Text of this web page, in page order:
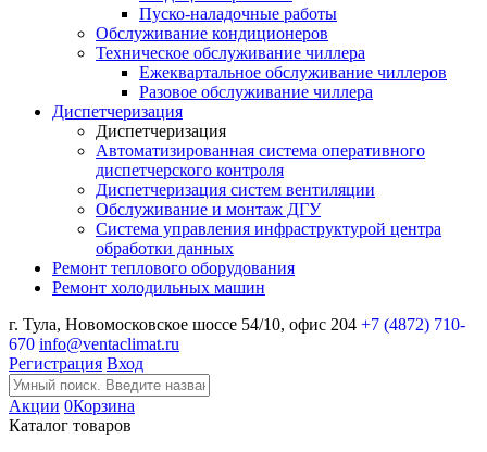
Пуско-наладочные работы
Обслуживание кондиционеров
Техническое обслуживание чиллера
Ежеквартальное обслуживание чиллеров
Разовое обслуживание чиллера
Диспетчеризация
Диспетчеризация
Автоматизированная система оперативного
диспетчерского контроля
Диспетчеризация систем вентиляции
Обслуживание и монтаж ДГУ
Система управления инфраструктурой центра
обработки данных
Ремонт теплового оборудования
Ремонт холодильных машин
г. Тула, Новомосковское шоссе 54/10, офис 204 +7 (4872) 710-
670 info@ventaclimat.ru
Регистрация Вход
Акции 0Корзина
Каталог товаров